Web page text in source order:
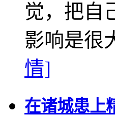
觉，把自
影响是很
情]
在诸城患上